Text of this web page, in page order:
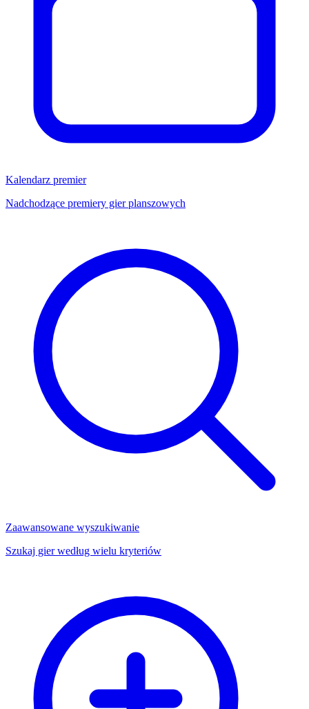
Kalendarz premier
Nadchodzące premiery gier planszowych
Zaawansowane wyszukiwanie
Szukaj gier według wielu kryteriów